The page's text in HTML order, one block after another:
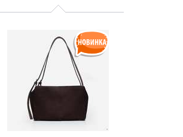
нікель. Одне відділення з